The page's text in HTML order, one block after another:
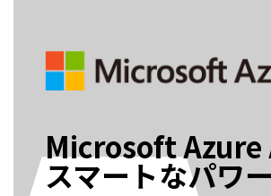
Microsoft Azure
スマートなパワ